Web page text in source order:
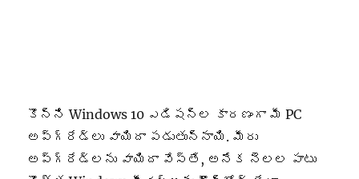
కొన్ని Windows 10 ఎడిషన్‌ల కారణంగా మీ PC
అప్‌గ్రేడ్‌లు వాయిదా పడుతున్నాయి. మీరు
అప్‌గ్రేడ్‌లను వాయిదా వేస్తే, అనేక నెలల పాటు